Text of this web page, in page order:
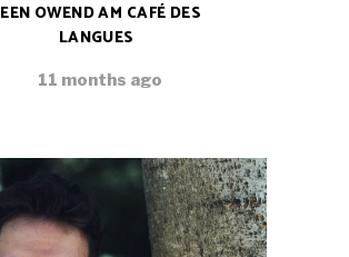
EEN OWEND AM CAFÉ DES
LANGUES
11 months ago